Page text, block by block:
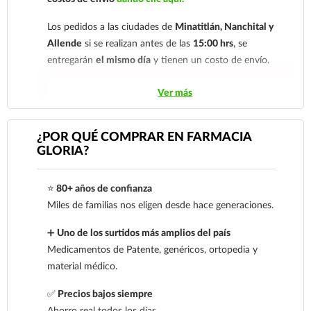
proporcionando al usuario la verificación de dos
factores para su seguridad en su compra.
Contra Entrega para clientes de
Coatzacoalcos
Transferencia Bancaria a nombre de Farmacia
Gloria de Coatzacoalcos S.A. de C.V. Número de
cuenta: Clave: 014854655008143954
Para esta forma de pago el cliente deberá enviar
su comprobante de pago a al siguiente correo
electrónico:ecommerce@farmaciagloria.mx
nuestro
921 261 8491
Los pedidos a las ciudades de Minatitlán, Nanchital y
Allende si se realizan antes de las 15:00 hrs, se
entregaránel mismo día y tienen un costo de envío.
Los pedidos de otras localidades se envían mediante
.Sólo hacemos envíos en el territorio
nacional.
económica. En la tarifa nacional al día siguiente, los
pedidos deben realizarseantes de las 14:00 hrs.El
tiempo de entrega de la tarifa económica es de
días.
En losproductos refrigerados siempre se debe
seleccionar la tarifa nacional día siguiente
productos de cadena de frío. Todos los productos se
Ver más
¿POR QUÉ COMPRAR EN FARMACIA
GLORIA?
⭐ 80+ años de confianza
Miles de familias nos eligen desde hace generaciones.
➕ Uno de los surtidos más amplios del país
Medicamentos de Patente, genéricos, ortopedia y
material médico.
✅ Precios bajos siempre